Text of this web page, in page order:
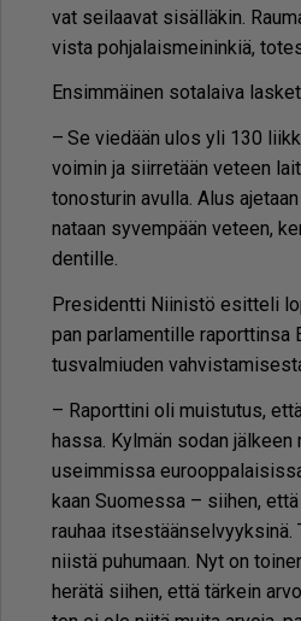
vat sei­laa­vat si­säl­lä­kin.
vis­ta poh­ja­lais­mei­nin­kiä,
En­sim­mäi­nen so­ta­lai­va
– Se vie­dään ulos yli 130
voi­min ja siir­re­tään ve­teen
to­nos­tu­rin avul­la. Alus
na­taan sy­vem­pään ve­teen,
den­til­le.
Pre­si­dent­ti Nii­nis­tö esit­te­li
pan par­la­men­til­le ra­port­tin­sa
tus­val­miu­den
– Ra­port­ti­ni oli muis­tu­tus,
has­sa. Kyl­män so­dan jäl­keen
useim­mis­sa
kaan Suo­mes­sa – sii­hen,
rau­haa it­ses­tään­sel­vyyk­si­nä.
niis­tä pu­hu­maan. Nyt on
he­rä­tä sii­hen, et­tä tär­kein